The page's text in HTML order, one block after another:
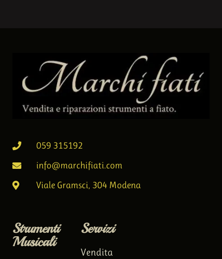
059 315192
info@marchifiati.com
Viale Gramsci, 304 Modena
Strumenti
Musicali
Servizi
Vendita